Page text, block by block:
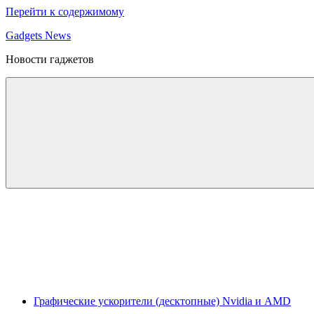
Перейти к содержимому
Gadgets News
Новости гаджетов
Графические ускорители (десктопные) Nvidia и AMD